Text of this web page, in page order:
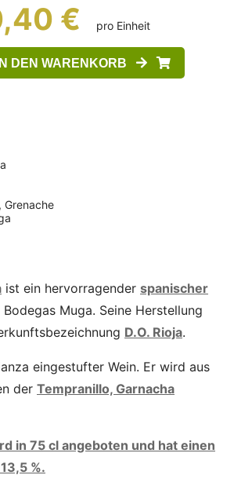
€ pro Einheit
IN DEN WARENKORB
Grenache
ist ein hervorragender spanischer
Muga. Seine Herstellung
D.O. Rioja.
eingestufter Wein. Er wird aus
der Tempranillo, Garnacha
in 75 cl angeboten und hat einen
%.